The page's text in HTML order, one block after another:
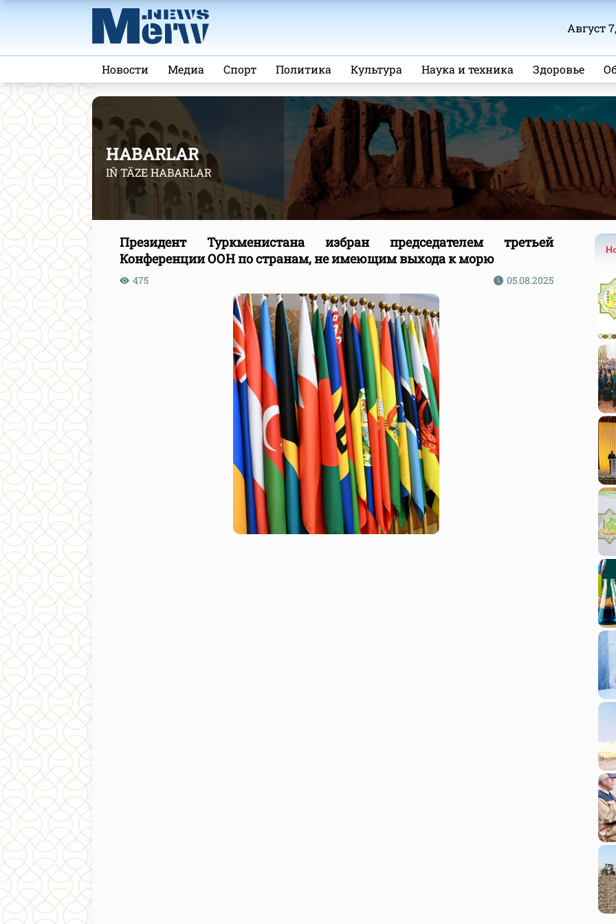
Август
Новости Медиа Спорт Политика Культура Наука и техника Здоровье
HABARLAR
IŇ TÄZE HABARLAR
Президент Туркменистана избран председателем третьей
Конференции ООН по странам, не имеющим выхода к морю
475 05.08.2025